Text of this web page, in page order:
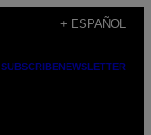
+ ESPAÑOL
SUBSCRIBENEWSLETTER